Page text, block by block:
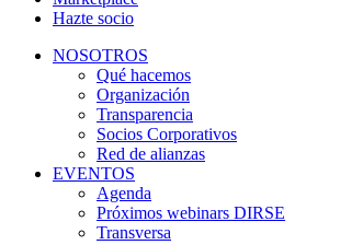
Hazte socio
NOSOTROS
Qué hacemos
Organización
Transparencia
Socios Corporativos
Red de alianzas
EVENTOS
Agenda
Próximos webinars DIRSE
Transversa